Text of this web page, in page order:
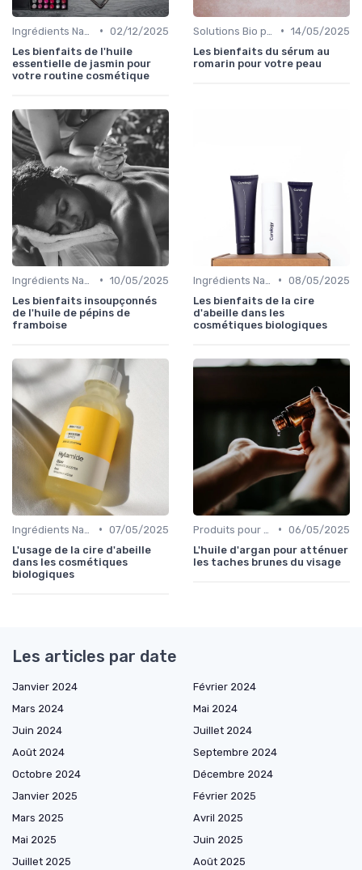
• 02/12/2025
Les bienfaits de l'huile
essentielle de jasmin pour
votre routine cosmétique
• 14/05/2025
Les bienfaits du sérum au
romarin pour votre peau
• 10/05/2025
Les bienfaits insoupçonnés
de l'huile de pépins de
framboise
• 08/05/2025
Les bienfaits de la cire
d'abeille dans les
cosmétiques biologiques
• 07/05/2025
L'usage de la cire d'abeille
dans les cosmétiques
biologiques
• 06/05/2025
L'huile d'argan pour atténuer
les taches brunes du visage
Les articles par date
Janvier 2024
Février 2024
Mars 2024
Mai 2024
Juin 2024
Juillet 2024
Août 2024
Septembre 2024
Octobre 2024
Décembre 2024
Janvier 2025
Février 2025
Mars 2025
Avril 2025
Mai 2025
Juin 2025
Juillet 2025
Août 2025